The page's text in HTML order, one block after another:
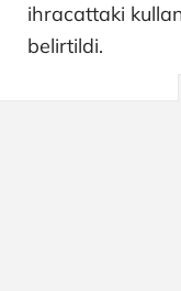
ihracattaki
belirtildi.